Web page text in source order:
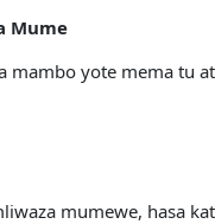
Mume
mambo yote mema tu
mumewe, hasa